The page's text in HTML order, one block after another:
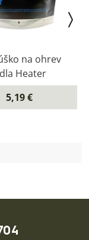
na ohrev
Heater
5,19 €